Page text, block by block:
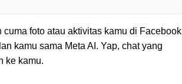
foto atau aktivitas kamu di Facebook
kamu sama Meta AI. Yap, chat yang
ke kamu.